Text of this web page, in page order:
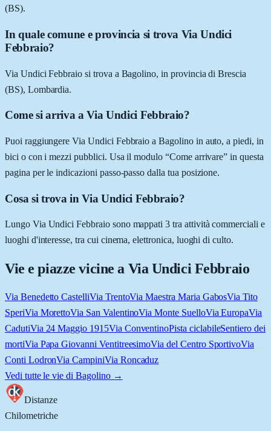
(BS).
In quale comune e provincia si trova Via Undici
Febbraio?
Via Undici Febbraio si trova a Bagolino, in provincia di Brescia
(BS), Lombardia.
Come si arriva a Via Undici Febbraio?
Puoi raggiungere Via Undici Febbraio a Bagolino in auto, a piedi, in
bici o con i mezzi pubblici. Usa il modulo “Come arrivare” in questa
pagina per le indicazioni passo-passo dalla tua posizione.
Cosa si trova in Via Undici Febbraio?
Lungo Via Undici Febbraio sono mappati 3 tra attività commerciali e
luoghi d'interesse, tra cui cinema, elettronica, luoghi di culto.
Vie e piazze vicine a Via Undici Febbraio
Via Benedetto CastelliVia TrentoVia Maestra Maria GabosVia Tito
SperiVia MorettoVia San ValentinoVia Monte SuelloVia EuropaVia
CadutiVia 24 Maggio 1915Via ConventinoPista ciclabileSentiero dei
mortiVia Papa Giovanni VentitreesimoVia del Centro SportivoVia
Conti LodronVia CampiniVia Roncaduz
Vedi tutte le vie di Bagolino→
Distanze
Chilometriche